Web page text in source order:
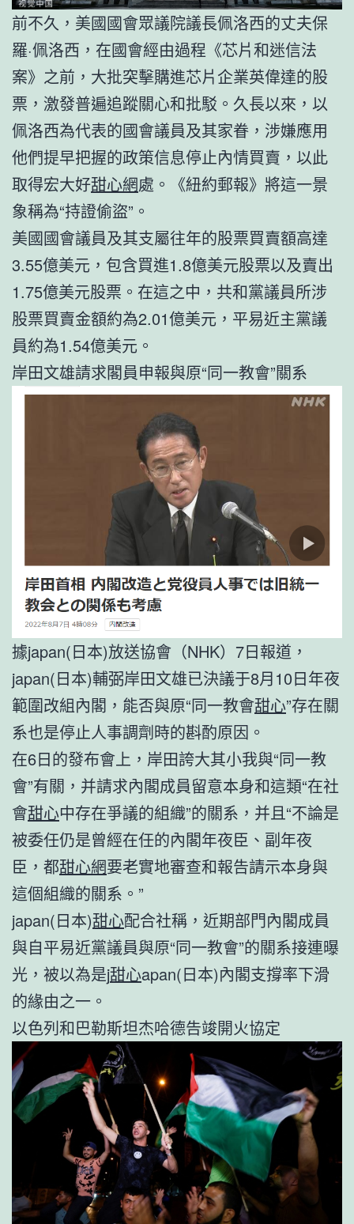
前不久，美國國會眾議院議長佩洛西的丈夫保
羅·佩洛西，在國會經由過程《芯片和迷信法
案》之前，大批突擊購進芯片企業英偉達的股
票，激發普遍追蹤關心和批駁。久長以來，以
佩洛西為代表的國會議員及其家眷，涉嫌應用
他們提早把握的政策信息停止內情買賣，以此
取得宏大好甜心網處。《紐約郵報》將這一景
象稱為“持證偷盜”。
美國國會議員及其支屬往年的股票買賣額高達
3.55億美元，包含買進1.8億美元股票以及賣出
1.75億美元股票。在這之中，共和黨議員所涉
股票買賣金額約為2.01億美元，平易近主黨議
員約為1.54億美元。
岸田文雄請求閣員申報與原“同一教會”關系
據japan(日本)放送協會（NHK）7日報道，
japan(日本)輔弼岸田文雄已決議于8月10日年夜
範圍改組內閣，能否與原“同一教會甜心”存在關
系也是停止人事調劑時的斟酌原因。
在6日的發布會上，岸田誇大其小我與“同一教
會”有關，并請求內閣成員留意本身和這類“在社
會甜心中存在爭議的組織”的關系，并且“不論是
被委任仍是曾經在任的內閣年夜臣、副年夜
臣，都甜心網要老實地審查和報告請示本身與
這個組織的關系。”
japan(日本)甜心配合社稱，近期部門內閣成員
與自平易近黨議員與原“同一教會”的關系接連曝
光，被以為是j甜心apan(日本)內閣支撐率下滑
的緣由之一。
以色列和巴勒斯坦杰哈德告竣開火協定